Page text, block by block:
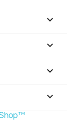



keyboard_arrow_down